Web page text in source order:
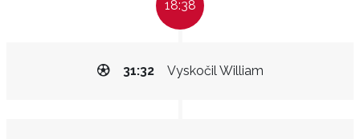
18:38
Vyskočil William
31:32